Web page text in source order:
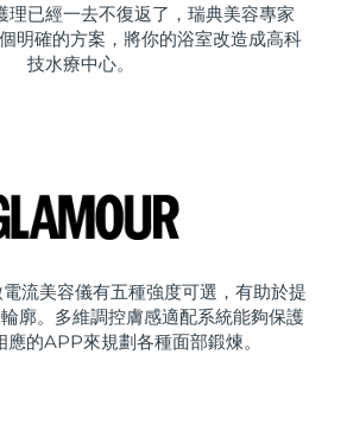
理已經一去不復返了，瑞典美容專家
明確的方案，將你的浴室改造成高科
技水療中心。
流美容儀有五種強度可選，有助於提
廓。多維調控膚感適配系統能夠保護
應的APP來規劃各種面部鍛煉。